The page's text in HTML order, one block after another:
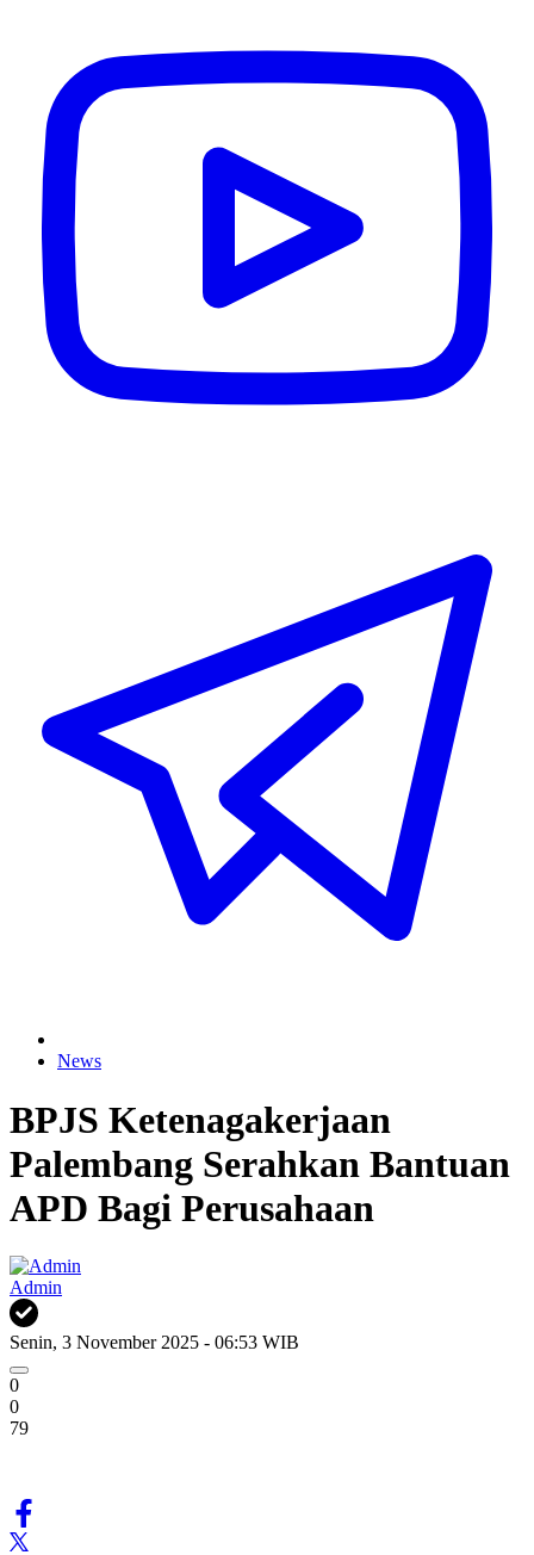
News
BPJS Ketenagakerjaan
Palembang Serahkan Bantuan
APD Bagi Perusahaan
Admin
Senin, 3 November 2025 - 06:53 WIB
0
0
79